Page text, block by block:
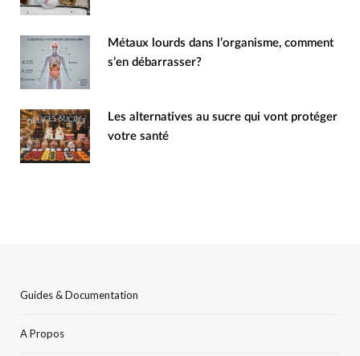
Métaux lourds dans l’organisme, comment
s’en débarrasser?
Les alternatives au sucre qui vont protéger
votre santé
Guides & Documentation
A Propos